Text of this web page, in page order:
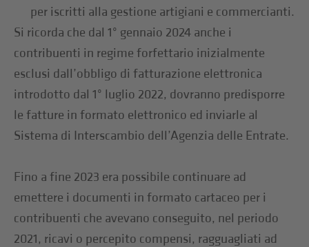
per iscritti alla gestione artigiani e commercianti.
Si ricorda che dal 1° gennaio 2024 anche i
contribuenti in regime forfettario inizialmente
esclusi dall’obbligo di fatturazione elettronica
introdotto dal 1° luglio 2022, dovranno predisporre
le fatture in formato elettronico ed inviarle al
Sistema di Interscambio dell’Agenzia delle Entrate.
Fino a fine 2023 era possibile continuare ad
emettere i documenti in formato cartaceo per i
contribuenti che avevano conseguito, nel periodo
2021, ricavi o percepito compensi, ragguagliati ad